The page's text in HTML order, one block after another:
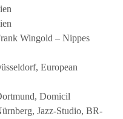
Wingold – Nippes
European
Domicil
Jazz-Studio, BR-